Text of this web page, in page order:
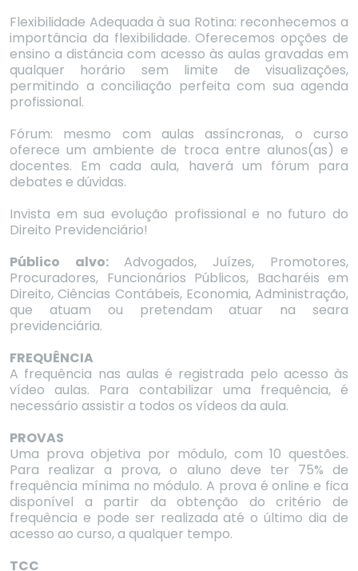
Flexibilidade Adequada à sua Rotina: reconhecemos a
importância da flexibilidade. Oferecemos opções de
ensino a distância com acesso às aulas gravadas em
qualquer horário sem limite de visualizações,
permitindo a conciliação perfeita com sua agenda
profissional.
Fórum: mesmo com aulas assíncronas, o curso
oferece um ambiente de troca entre alunos(as) e
docentes. Em cada aula, haverá um fórum para
debates e dúvidas.
Invista em sua evolução profissional e no futuro do
Direito Previdenciário!
Público alvo: Advogados, Juízes, Promotores,
Procuradores, Funcionários Públicos, Bacharéis em
Direito, Ciências Contábeis, Economia, Administração,
que atuam ou pretendam atuar na seara
previdenciária.
FREQUÊNCIA
A frequência nas aulas é registrada pelo acesso às
vídeo aulas. Para contabilizar uma frequência, é
necessário assistir a todos os vídeos da aula.
PROVAS
Uma prova objetiva por módulo, com 10 questões.
Para realizar a prova, o aluno deve ter 75% de
frequência mínima no módulo. A prova é online e fica
disponível a partir da obtenção do critério de
frequência e pode ser realizada até o último dia de
acesso ao curso, a qualquer tempo.
TCC